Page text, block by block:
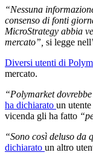
“Nessuna
consenso di fonti
MicroStrategy abbia
mercato”, si legge
Diversi utenti di
mercato.
“Polymarket
ha dichiarato un
vicenda gli ha fatto
“Sono così deluso da
dichiarato un altro